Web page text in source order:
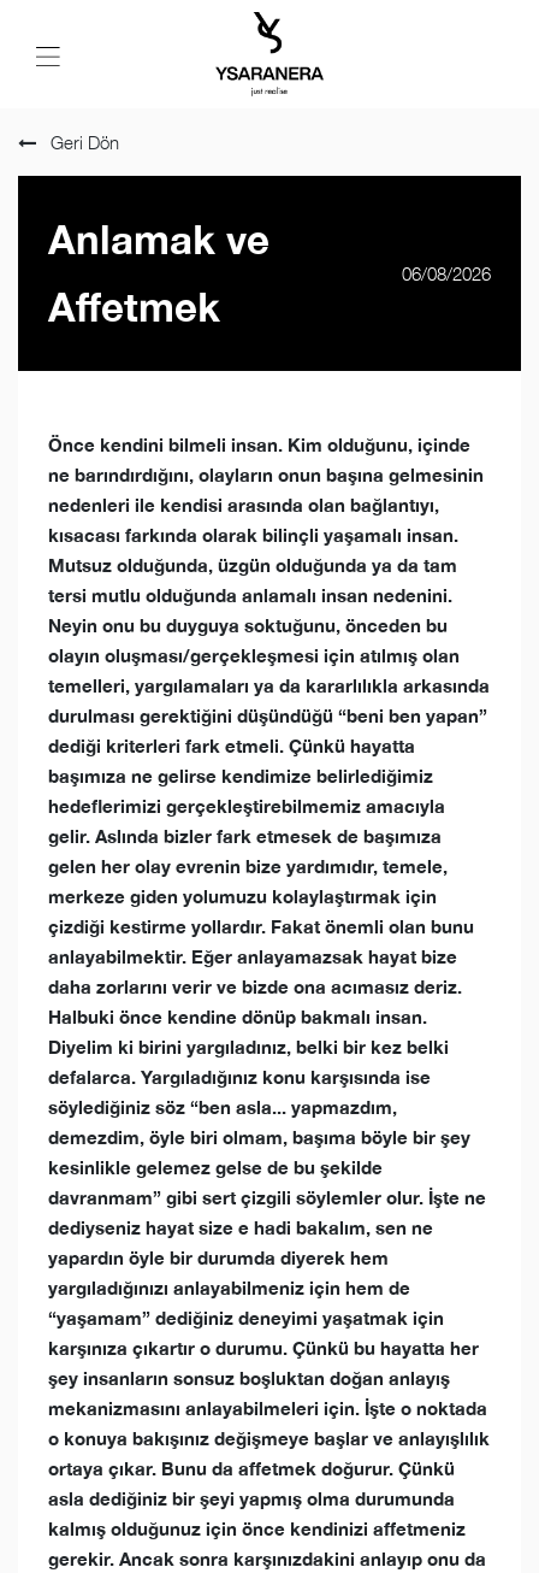
Geri Dön
Anlamak ve
Affetmek
06/08/2026
Önce kendini bilmeli insan. Kim olduğunu, içinde
ne barındırdığını, olayların onun başına gelmesinin
nedenleri ile kendisi arasında olan bağlantıyı,
kısacası farkında olarak bilinçli yaşamalı insan.
Mutsuz olduğunda, üzgün olduğunda ya da tam
tersi mutlu olduğunda anlamalı insan nedenini.
Neyin onu bu duyguya soktuğunu, önceden bu
olayın oluşması/gerçekleşmesi için atılmış olan
temelleri, yargılamaları ya da kararlılıkla arkasında
durulması gerektiğini düşündüğü “beni ben yapan”
dediği kriterleri fark etmeli. Çünkü hayatta
başımıza ne gelirse kendimize belirlediğimiz
hedeflerimizi gerçekleştirebilmemiz amacıyla
gelir. Aslında bizler fark etmesek de başımıza
gelen her olay evrenin bize yardımıdır, temele,
merkeze giden yolumuzu kolaylaştırmak için
çizdiği kestirme yollardır. Fakat önemli olan bunu
anlayabilmektir. Eğer anlayamazsak hayat bize
daha zorlarını verir ve bizde ona acımasız deriz.
Halbuki önce kendine dönüp bakmalı insan.
Diyelim ki birini yargıladınız, belki bir kez belki
defalarca. Yargıladığınız konu karşısında ise
söylediğiniz söz “ben asla... yapmazdım,
demezdim, öyle biri olmam, başıma böyle bir şey
kesinlikle gelemez gelse de bu şekilde
davranmam” gibi sert çizgili söylemler olur. İşte ne
dediyseniz hayat size e hadi bakalım, sen ne
yapardın öyle bir durumda diyerek hem
yargıladığınızı anlayabilmeniz için hem de
“yaşamam” dediğiniz deneyimi yaşatmak için
karşınıza çıkartır o durumu. Çünkü bu hayatta her
şey insanların sonsuz boşluktan doğan anlayış
mekanizmasını anlayabilmeleri için. İşte o noktada
o konuya bakışınız değişmeye başlar ve anlayışlılık
ortaya çıkar. Bunu da affetmek doğurur. Çünkü
asla dediğiniz bir şeyi yapmış olma durumunda
kalmış olduğunuz için önce kendinizi affetmeniz
gerekir. Ancak sonra karşınızdakini anlayıp onu da